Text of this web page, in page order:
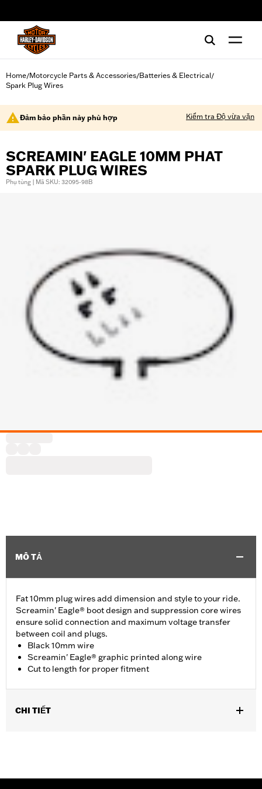
Home/Motorcycle Parts & Accessories/Batteries & Electrical/
Spark Plug Wires
Đảm bảo phần này phù hợp Kiểm tra Độ vừa vặn
SCREAMIN' EAGLE 10MM PHAT
SPARK PLUG WIRES
Phụ tùng | Mã SKU: 32095-98B
MÔ TẢ
Fat 10mm plug wires add dimension and style to your ride.
Screamin' Eagle® boot design and suppression core wires
ensure solid connection and maximum voltage transfer
between coil and plugs.
Black 10mm wire
Screamin' Eagle® graphic printed along wire
Cut to length for proper fitment
CHI TIẾT